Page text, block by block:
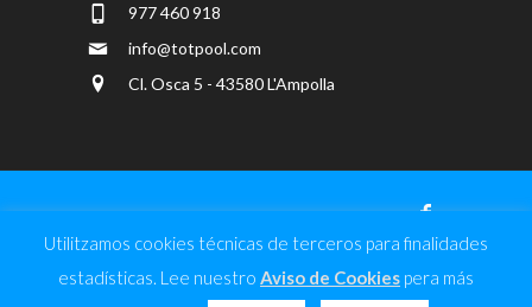
977 460 918
info@totpool.com
Cl. Osca 5 - 43580 L'Ampolla
Totpool - CRD Milan, CB © 2020 |Diseño
Web|Aviso de Cookies-Aviso Legal y Política
Utilitzamos cookies técnicas de terceros para finalidades
estadísticas. Lee nuestro Aviso de Cookies pera más